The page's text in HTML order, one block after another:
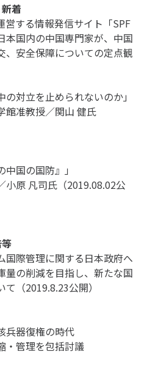
着
営する情報発信サイト「SPF
本国内の中国専門家が、中国
、安全保障についての定点観
の対立を止められないのか」
館准教授／関山 健氏
中国の国防』」
小原 凡司氏（2019.08.02公
国際管理に関する日本政府へ
量の削減を目指し、新たな国
（2019.8.23公開）
兵器復権の時代
・管理を包括討議